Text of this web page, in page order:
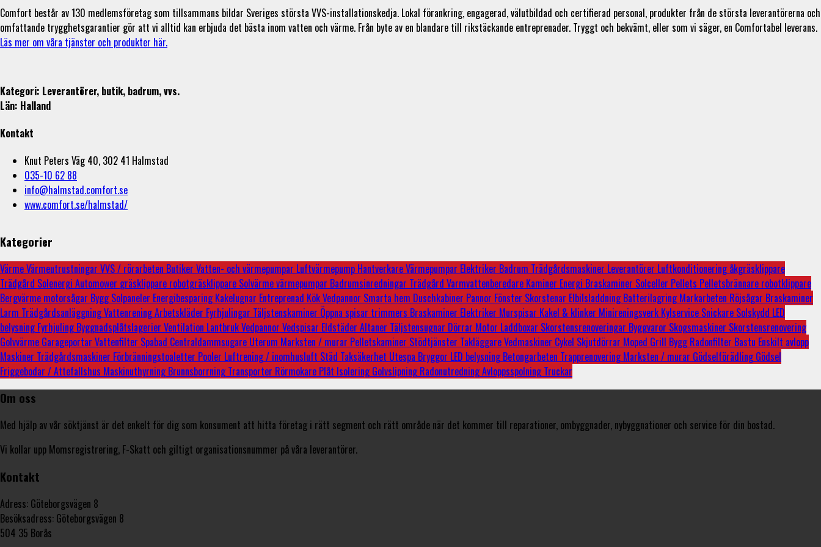
Comfort består av 130 medlemsföretag som tillsammans bildar Sveriges största VVS-installationskedja. Lokal förankring, engagerad, välutbildad och certifierad personal, produkter från de största leverantörerna och
omfattande trygghetsgarantier gör att vi alltid kan erbjuda det bästa inom vatten och värme. Från byte av en blandare till rikstäckande entreprenader. Tryggt och bekvämt, eller som vi säger, en Comfortabel leverans.
Läs mer om våra tjänster och produkter här.
Kategori: Leverantörer, butik, badrum, vvs.
Län: Halland
Kontakt
Knut Peters Väg 40, 302 41 Halmstad
035-10 62 88
info@halmstad.comfort.se
www.comfort.se/halmstad/
Kategorier
VärmeVärmeutrustningar VVS / rörarbeten Butiker Vatten- och värmepumpar Luftvärmepump HantverkareVärmepumpar Elektriker Badrum Trädgårdsmaskiner Leverantörer Luftkonditioneringåkgräsklippare
Trädgård Solenergi Automower gräsklippare robotgräsklippare Solvärmevärmepumpar Badrumsinredningar Trädgård Varmvattenberedare Kaminer Energi Braskaminer Solceller Pellets Pelletsbrännare robotklippare
Bergvärme motorsågar ByggSolpaneler EnergibesparingKakelugnar Entreprenad KökVedpannor Smarta hem Duschkabiner Pannor Fönster Skorstenar ElbilsladdningBatterilagringMarkarbeten Röjsågar Braskaminer
Larm TrädgårdsanläggningVattenreningArbetskläder Fyrhjulingar Täljstenskaminer Öppna spisar trimmers Braskaminer Elektriker Murspisar Kakel & klinker Minireningsverk Kylservice Snickare Solskydd LED
belysningFyrhjulingByggnadsplåtslagerier Ventilation LantbrukVedpannor Vedspisar Eldstäder Altaner Täljstensugnar Dörrar Motor Laddboxar Skorstensrenoveringar Byggvaror Skogsmaskiner Skorstensrenovering
Golvvärme Garageportar Vattenfilter Spabad Centraldammsugare Uterum Marksten / murar Pelletskaminer Stödtjänster TakläggareVedmaskiner Cykel Skjutdörrar Moped Grill ByggRadonfilter Bastu Enskilt avlopp
Maskiner Trädgårdsmaskiner Förbränningstoaletter Pooler Luftrening / inomhusluft Städ Taksäkerhet Utespa Bryggor LED belysningBetongarbeten TrapprenoveringMarksten / murar GödselförädlingGödsel
Friggebodar / Attefallshus MaskinuthyrningBrunnsborrningTransporter Rörmokare Plåt IsoleringGolvslipningRadonutredningAvloppsspolningTruckar
Om oss
Med hjälp av vår söktjänst är det enkelt för dig som konsument att hitta företag i rätt segment och rätt område när det kommer till reparationer, ombyggnader, nybyggnationer och service för din bostad.
Vi kollar upp Momsregistrering, F-Skatt och giltigt organisationsnummer på våra leverantörer.
Kontakt
Adress: Göteborgsvägen 8
Besöksadress: Göteborgsvägen 8
504 35 Borås